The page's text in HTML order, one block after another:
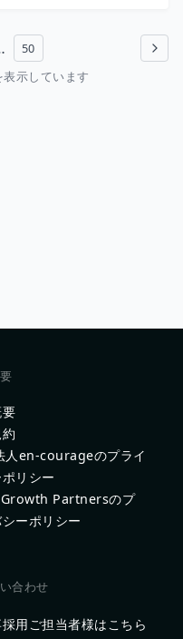
次のページ
50
示しています
人en-courageのプライ
リシー
Partnersのプ
ーポリシー
合わせ
用ご担当者様はこちら